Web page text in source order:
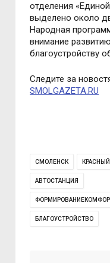
отделения
выделено около
Народная
внимание
благоустройству
Следите за
SMOLGAZETA.RU
СМОЛЕНСК КРАСНЫЙ
АВТОСТАНЦИЯ
БЛАГОУСТРОЙСТВО